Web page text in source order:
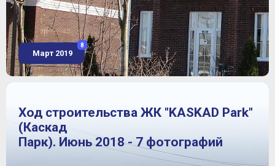
Март 2019
8
Ход строительства ЖК "KASKAD Park"
(Каскад
Парк). Июнь 2018 - 7 фотографий